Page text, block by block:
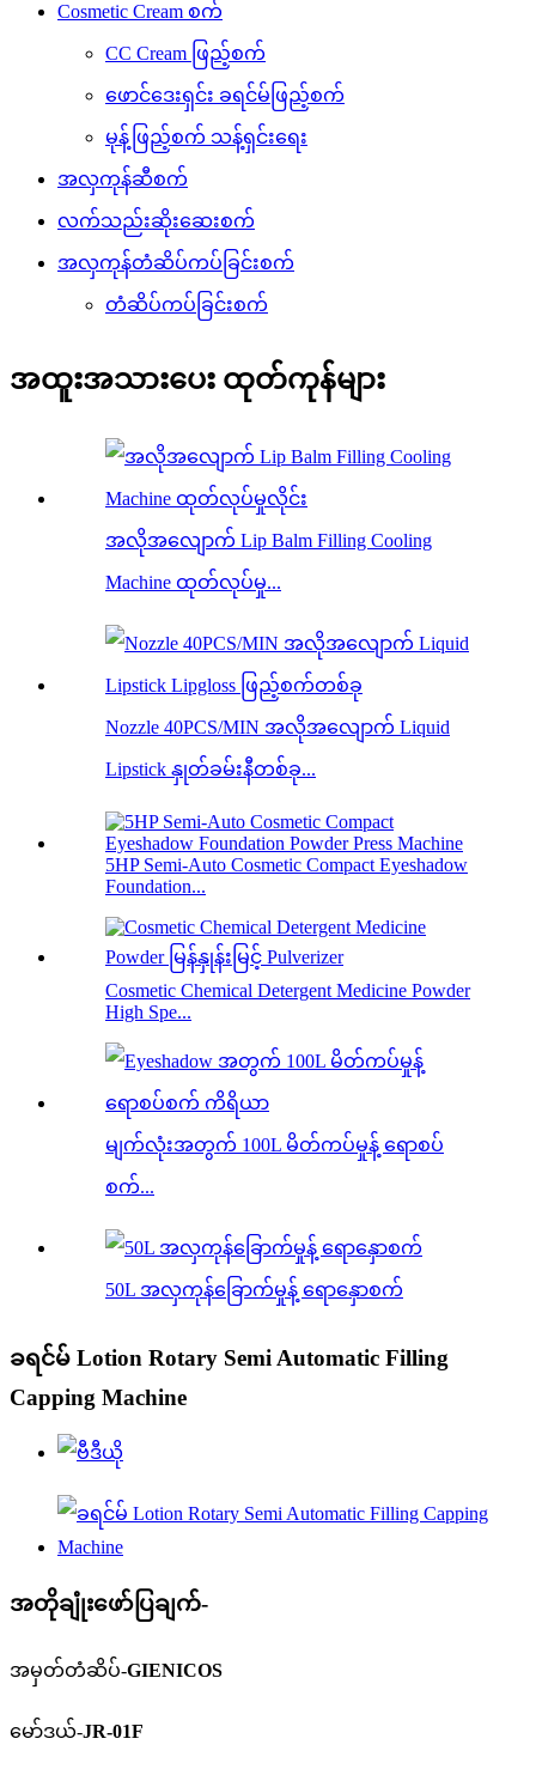
Cosmetic Cream စက်
CC Cream ဖြည့်စက်
ဖောင်ဒေးရှင်း ခရင်မ်ဖြည့်စက်
မုန့်ဖြည့်စက် သန့်ရှင်းရေး
အလှကုန်ဆီစက်
လက်သည်းဆိုးဆေးစက်
အလှကုန်တံဆိပ်ကပ်ခြင်းစက်
တံဆိပ်ကပ်ခြင်းစက်
အထူးအသားပေး ထုတ်ကုန်များ
အလိုအလျောက် Lip Balm Filling Cooling
Machine ထုတ်လုပ်မှု...
Nozzle 40PCS/MIN အလိုအလျောက် Liquid
Lipstick နှုတ်ခမ်းနီတစ်ခု...
5HP Semi-Auto Cosmetic Compact Eyeshadow
Foundation...
Cosmetic Chemical Detergent Medicine Powder
High Spe...
မျက်လုံးအတွက် 100L မိတ်ကပ်မှုန့် ရောစပ်
စက်...
50L အလှကုန်ခြောက်မှုန့် ရောနှောစက်
ခရင်မ် Lotion Rotary Semi Automatic Filling
Capping Machine
အတိုချုံးဖော်ပြချက်-
အမှတ်တံဆိပ်-GIENICOS
မော်ဒယ်-JR-01F